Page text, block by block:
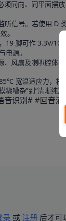
同向、同平面摆
信号。若使用 D
。
19 脚可作 3.3V/
电源。
风扇及喇叭腔体
宽温适应力，将
糊嘈杂”到“清晰纯
音识别# #回音
录 或 注册 后才可